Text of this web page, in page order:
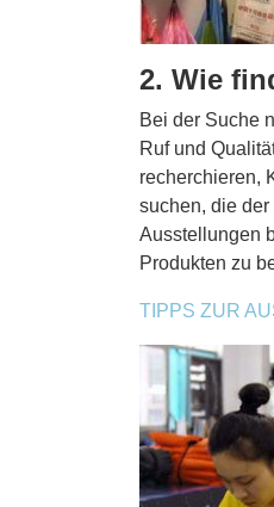
2. Wie
Bei der Suche
Ruf und
recherchieren,
suchen, die
Ausstellungen
Produkten zu
TIPPS ZUR